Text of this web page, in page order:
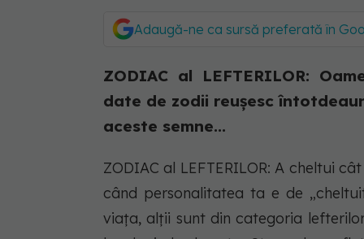
Adaugă-ne ca sursă preferată în
ZODIAC al LEFTERILOR:
date de zodii reușesc
aceste semne...
ZODIAC al LEFTERILOR: A cheltui
când personalitatea ta e de
viața, alții sunt din categoria